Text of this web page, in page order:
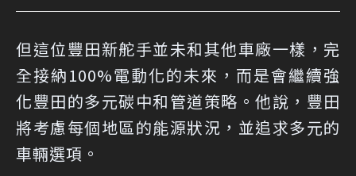
但這位豐田新舵手並未和其他車廠一樣，完
全接納100%電動化的未來，而是會繼續強
化豐田的多元碳中和管道策略。他說，豐田
將考慮每個地區的能源狀況，並追求多元的
車輛選項。